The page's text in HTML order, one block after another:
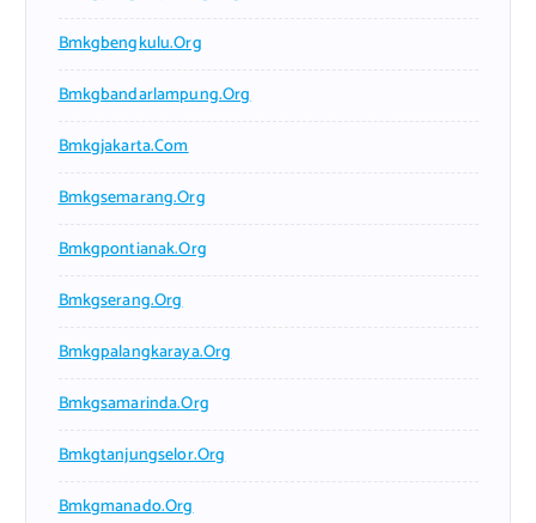
Bmkgbengkulu.org
Bmkgbandarlampung.org
Bmkgjakarta.com
Bmkgsemarang.org
Bmkgpontianak.org
Bmkgserang.org
Bmkgpalangkaraya.org
Bmkgsamarinda.org
Bmkgtanjungselor.org
Bmkgmanado.org